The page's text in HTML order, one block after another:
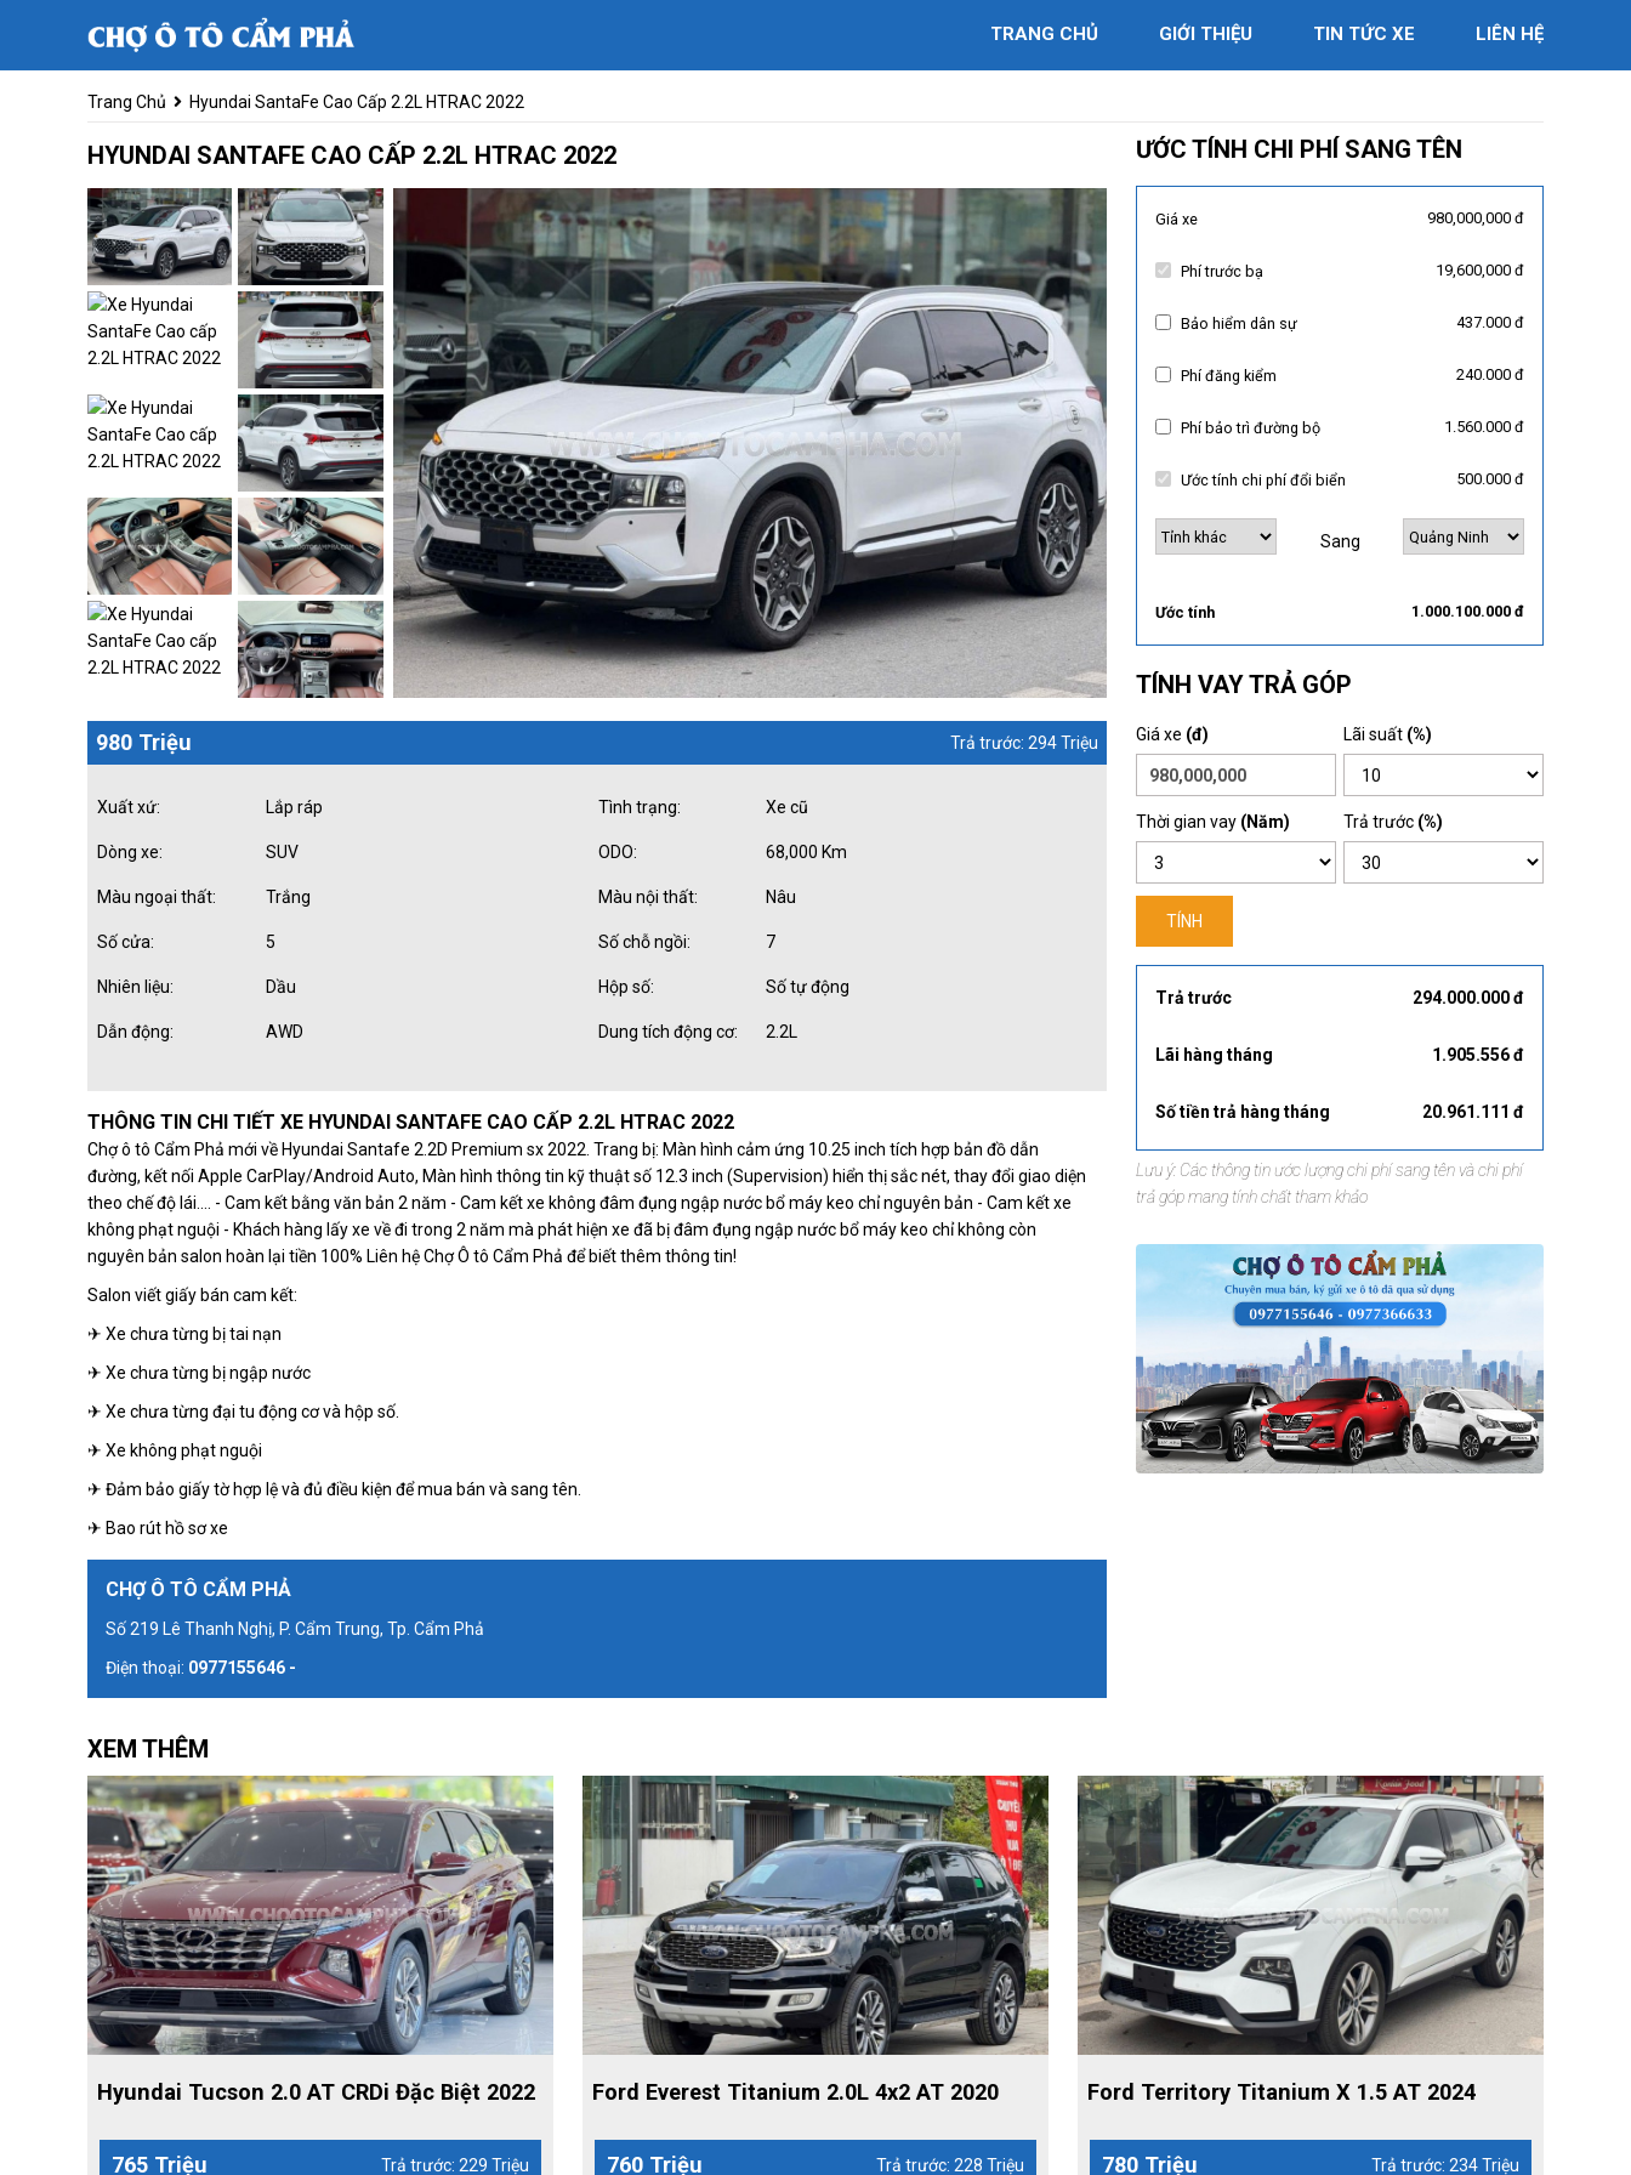
TRANG CHỦ GIỚI THIỆU TIN TỨC XE LIÊN HỆ
Trang Chủ Hyundai SantaFe Cao Cấp 2.2L HTRAC 2022
HYUNDAI SANTAFE CAO CẤP 2.2L HTRAC 2022
980 Triệu Trả trước: 294 Triệu
Xuất xứ: Lắp ráp Tình trạng: Xe cũ
Dòng xe: SUV ODO: 68,000 Km
Màu ngoại thất: Trắng Màu nội thất: Nâu
Số cửa: 5 Số chỗ ngồi: 7
Nhiên liệu: Dầu Hộp số: Số tự động
Dẫn động: AWD Dung tích động cơ: 2.2L
THÔNG TIN CHI TIẾT XE HYUNDAI SANTAFE CAO CẤP 2.2L HTRAC 2022
Chợ ô tô Cẩm Phả mới về Hyundai Santafe 2.2D Premium sx 2022. Trang bị: Màn hình cảm ứng 10.25 inch tích hợp bản đồ dẫn
đường, kết nối Apple CarPlay/Android Auto, Màn hình thông tin kỹ thuật số 12.3 inch (Supervision) hiển thị sắc nét, thay đổi giao diện
theo chế độ lái.... - Cam kết bằng văn bản 2 năm - Cam kết xe không đâm đụng ngập nước bổ máy keo chỉ nguyên bản - Cam kết xe
không phạt nguội - Khách hàng lấy xe về đi trong 2 năm mà phát hiện xe đã bị đâm đụng ngập nước bổ máy keo chỉ không còn
nguyên bản salon hoàn lại tiền 100% Liên hệ Chợ Ô tô Cẩm Phả để biết thêm thông tin!
Salon viết giấy bán cam kết:
✈ Xe chưa từng bị tai nạn
✈ Xe chưa từng bị ngập nước
✈ Xe chưa từng đại tu động cơ và hộp số.
✈ Xe không phạt nguội
✈ Đảm bảo giấy tờ hợp lệ và đủ điều kiện để mua bán và sang tên.
✈ Bao rút hồ sơ xe
CHỢ Ô TÔ CẨM PHẢ
Số 219 Lê Thanh Nghị, P. Cẩm Trung, Tp. Cẩm Phả
Điện thoại: 0977155646 -
ƯỚC TÍNH CHI PHÍ SANG TÊN
Giá xe 980,000,000 đ
Phí trước bạ 19,600,000 đ
Bảo hiểm dân sự 437.000 đ
Phí đăng kiểm 240.000 đ
Phí bảo trì đường bộ 1.560.000 đ
Ước tính chi phí đổi biển 500.000 đ
Sang
Ước tính 1.000.100.000 đ
TÍNH VAY TRẢ GÓP
Giá xe (đ) Lãi suất (%)
Thời gian vay (Năm) Trả trước (%)
TÍNH
Trả trước 294.000.000 đ
Lãi hàng tháng 1.905.556 đ
Số tiền trả hàng tháng 20.961.111 đ
Lưu ý: Các thông tin ước lượng chi phí sang tên và chi phí
trả góp mang tính chất tham khảo
XEM THÊM
Hyundai Tucson 2.0 AT CRDi Đặc Biệt 2022
765 Triệu Trả trước: 229 Triệu
Ford Everest Titanium 2.0L 4x2 AT 2020
760 Triệu Trả trước: 228 Triệu
Ford Territory Titanium X 1.5 AT 2024
780 Triệu Trả trước: 234 Triệu